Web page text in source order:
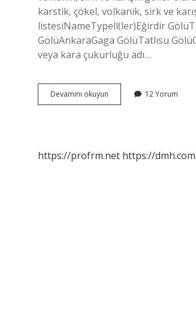
karstik, çökel, volkanik, sirk ve
listesiNameTypeİl(ler)Eğirdir
GölüAnkaraGaga GölüTatlısu
veya kara çukurluğu adı…
Devamını okuyun
Türleri
12 Yorum
https://profrm.net https://